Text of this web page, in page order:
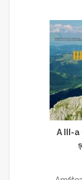
A III-